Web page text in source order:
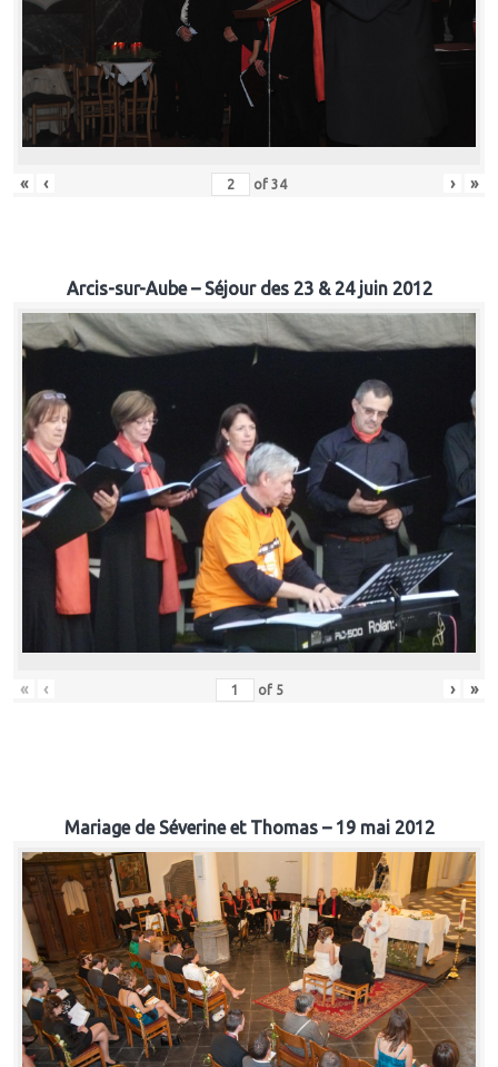
« ‹ of 34 › »
Arcis-sur-Aube – Séjour des 23 & 24 juin 2012
« ‹ of 5 › »
Mariage de Séverine et Thomas – 19 mai 2012